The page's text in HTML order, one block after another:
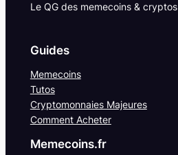
Le QG des memecoins & cryptos
Guides
Memecoins
Tutos
Cryptomonnaies Majeures
Comment Acheter
Memecoins.fr